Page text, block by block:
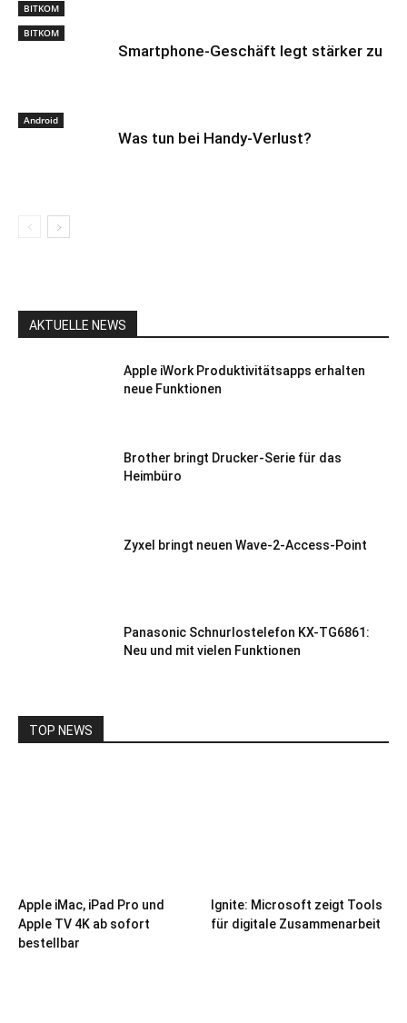
BITKOM
BITKOM
Smartphone-Geschäft legt stärker zu
Android
Was tun bei Handy-Verlust?
AKTUELLE NEWS
Apple iWork Produktivitätsapps erhalten
neue Funktionen
Brother bringt Drucker-Serie für das
Heimbüro
Zyxel bringt neuen Wave-2-Access-Point
Panasonic Schnurlostelefon KX-TG6861:
Neu und mit vielen Funktionen
TOP NEWS
Apple iMac, iPad Pro und
Apple TV 4K ab sofort
bestellbar
Ignite: Microsoft zeigt Tools
für digitale Zusammenarbeit